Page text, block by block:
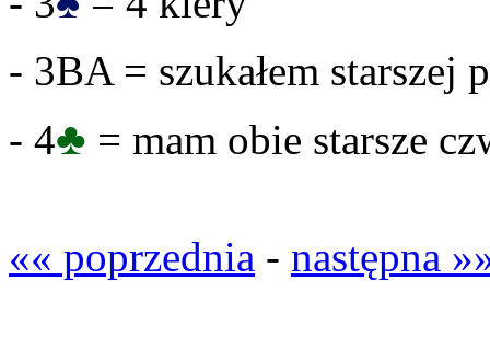
- 3BA = szukałem starszej
- 4♣ = mam obie starsze
«« poprzednia - następna